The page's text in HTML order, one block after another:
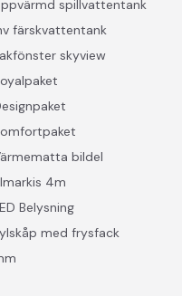
spillvattentank
färskvattentank
skyview
bildel
4m
Belysning
med frysfack